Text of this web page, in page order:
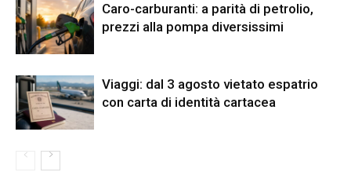
Caro-carburanti: a parità di petrolio,
prezzi alla pompa diversissimi
Viaggi: dal 3 agosto vietato espatrio
con carta di identità cartacea